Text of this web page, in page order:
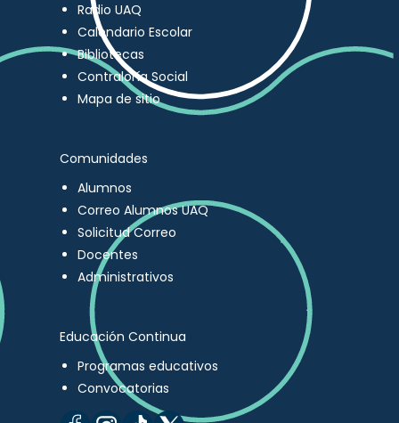
Radio UAQ
Calendario Escolar
Bibliotecas
Contraloría Social
Mapa de sitio
Comunidades
Alumnos
Correo Alumnos UAQ
Solicitud Correo
Docentes
Administrativos
Educación Continua
Programas educativos
Convocatorias